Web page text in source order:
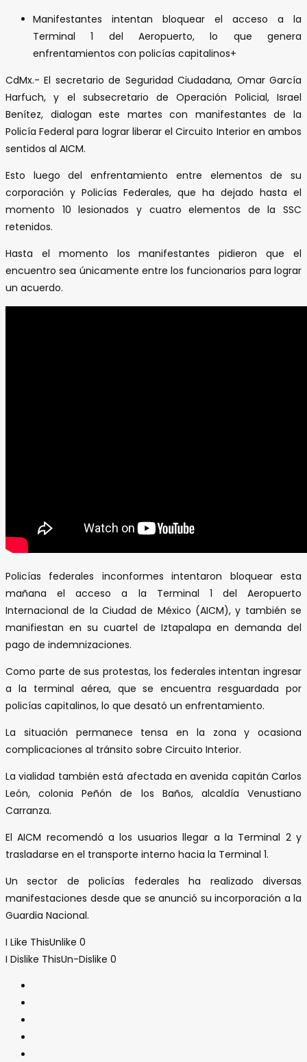
Manifestantes intentan bloquear el acceso a la
Terminal 1 del Aeropuerto, lo que genera
enfrentamientos con policías capitalinos+
CdMx.- El secretario de Seguridad Ciudadana, Omar García
Harfuch, y el subsecretario de Operación Policial, Israel
Benítez, dialogan este martes con manifestantes de la
Policía Federal para lograr liberar el Circuito Interior en ambos
sentidos al AICM.
Esto luego del enfrentamiento entre elementos de su
corporación y Policías Federales, que ha dejado hasta el
momento 10 lesionados y cuatro elementos de la SSC
retenidos.
Hasta el momento los manifestantes pidieron que el
encuentro sea únicamente entre los funcionarios para lograr
un acuerdo.
Policías federales inconformes intentaron bloquear esta
mañana el acceso a la Terminal 1 del Aeropuerto
Internacional de la Ciudad de México (AICM), y también se
manifiestan en su cuartel de Iztapalapa en demanda del
pago de indemnizaciones.
Como parte de sus protestas, los federales intentan ingresar
a la terminal aérea, que se encuentra resguardada por
policías capitalinos, lo que desató un enfrentamiento.
La situación permanece tensa en la zona y ocasiona
complicaciones al tránsito sobre Circuito Interior.
La vialidad también está afectada en avenida capitán Carlos
León, colonia Peñón de los Baños, alcaldía Venustiano
Carranza.
El AICM recomendó a los usuarios llegar a la Terminal 2 y
trasladarse en el transporte interno hacia la Terminal 1.
Un sector de policías federales ha realizado diversas
manifestaciones desde que se anunció su incorporación a la
Guardia Nacional.
I Like ThisUnlike 0
I Dislike ThisUn-Dislike 0